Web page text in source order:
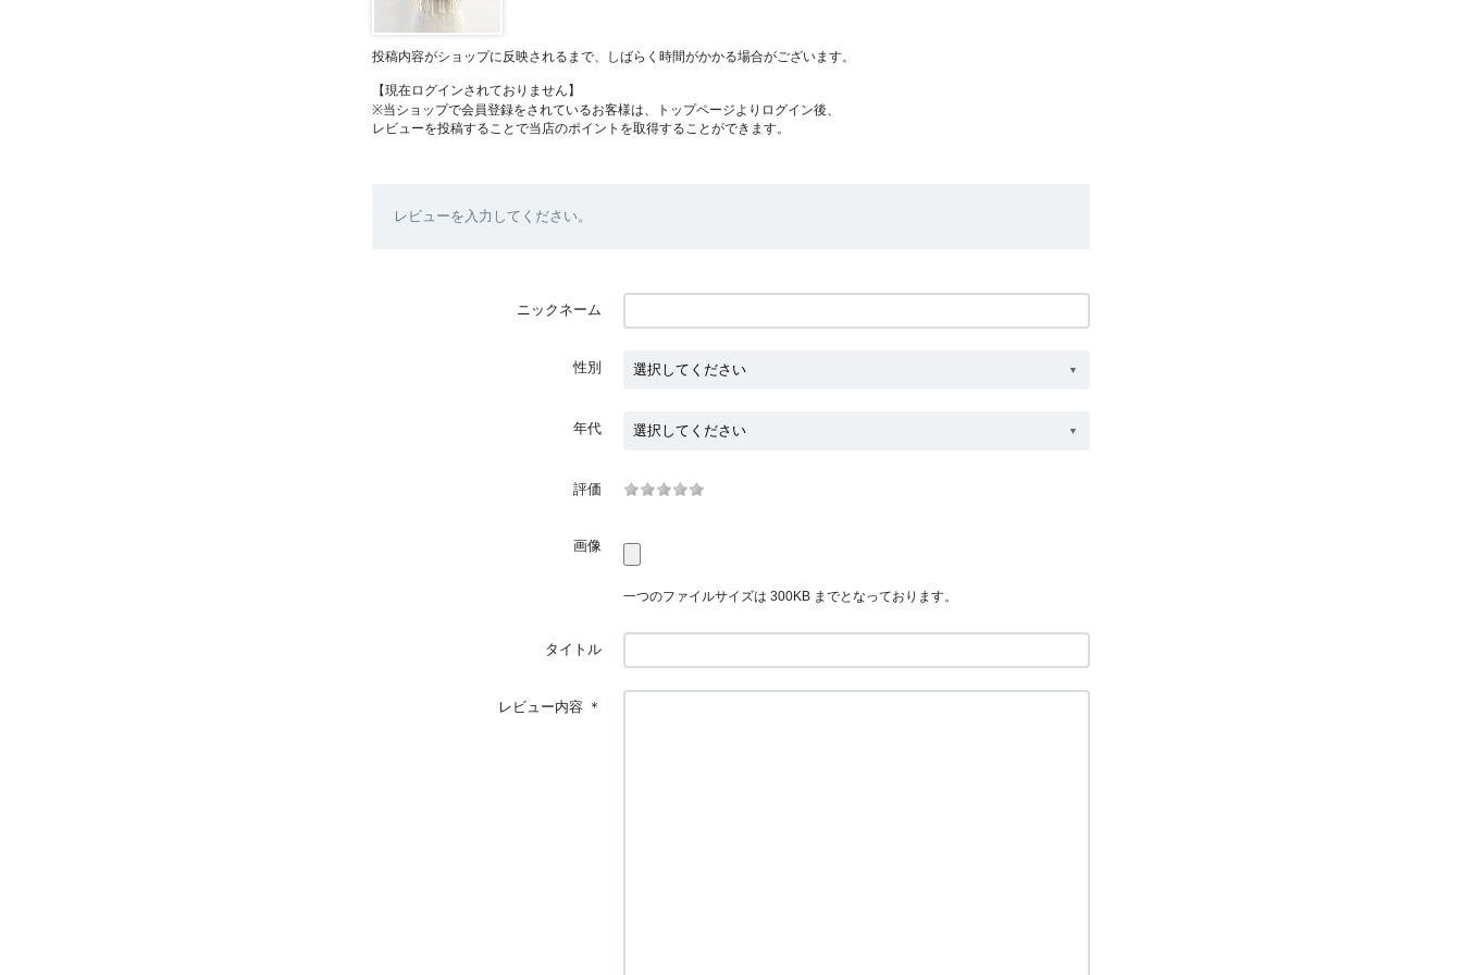
投稿内容がショップに反映されるまで、しばらく時間がかかる場合がございます。
【現在ログインされておりません】
※当ショップで会員登録をされているお客様は、トップページよりログイン後、
レビューを投稿することで当店のポイントを取得することができます。
レビューを入力してください。
ニックネーム
性別
年代
評価
画像
一つのファイルサイズは 300KB までとなっております。
タイトル
レビュー内容 ＊